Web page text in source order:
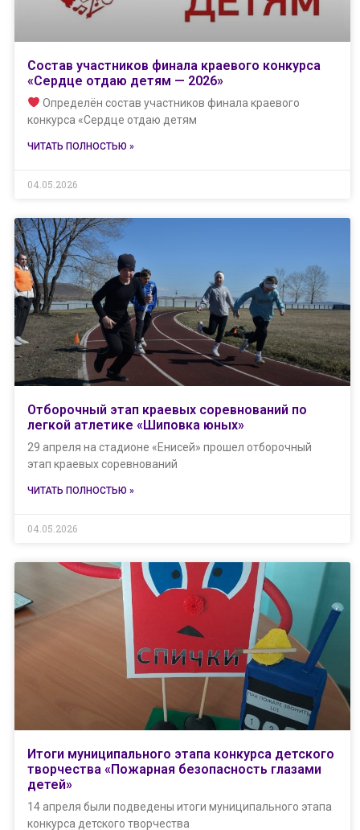
Состав участников финала краевого конкурса
«Сердце отдаю детям — 2026»
Определён состав участников финала краевого
конкурса «Сердце отдаю детям
ЧИТАТЬ ПОЛНОСТЬЮ »
04.05.2026
Отборочный этап краевых соревнований по
легкой атлетике «Шиповка юных»
29 апреля на стадионе «Енисей» прошел отборочный
этап краевых соревнований
ЧИТАТЬ ПОЛНОСТЬЮ »
04.05.2026
Итоги муниципального этапа конкурса детского
творчества «Пожарная безопасность глазами
детей»
14 апреля были подведены итоги муниципального этапа
конкурса детского творчества